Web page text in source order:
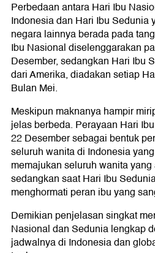
Perbedaan antara Hari Ibu
Indonesia dan Hari Ibu Sedunia
negara lainnya berada pada
Ibu Nasional diselenggarakan
Desember, sedangkan Hari Ibu
dari Amerika, diadakan setiap
Bulan Mei.
Meskipun maknanya hampir
jelas berbeda. Perayaan Hari
22 Desember sebagai bentuk
seluruh wanita di Indonesia
memajukan seluruh wanita
sedangkan saat Hari Ibu
menghormati peran ibu yang
Demikian penjelasan singkat
Nasional dan Sedunia lengkap
jadwalnya di Indonesia dan